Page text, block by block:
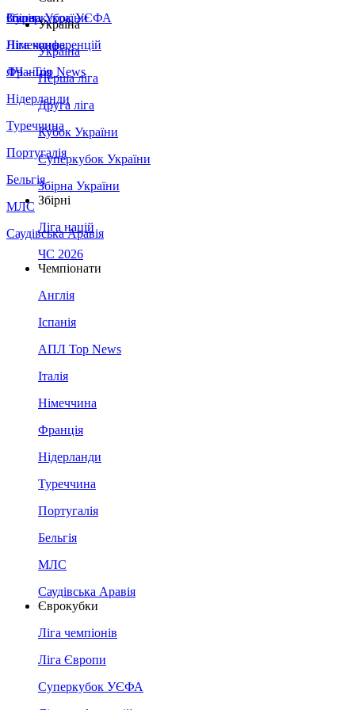
Збірна України
Італія
Німеччина
Франція
Нідерланди
Туреччина
Португалія
Бельгія
МЛС
Саудівська Аравія
Суперкубок УЄФА
Ліга конференцій
ЛЧ - Top News
Україна
Україна
Перша ліга
Друга ліга
Кубок України
Суперкубок України
Збірна України
Збірні
Ліга націй
ЧС 2026
Чемпіонати
Англія
Іспанія
АПЛ Top News
Італія
Німеччина
Франція
Нідерланди
Туреччина
Португалія
Бельгія
МЛС
Саудівська Аравія
Єврокубки
Ліга чемпіонів
Ліга Європи
Суперкубок УЄФА